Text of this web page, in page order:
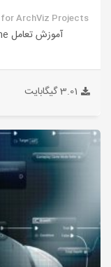
for ArchViz Projects
آموزش تعامل Unreal Engine برای پروژه های ArchViz
3.01 گیگابایت